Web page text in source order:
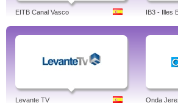
EITB Canal Vasco IB3 - Illes
Levante TV Onda